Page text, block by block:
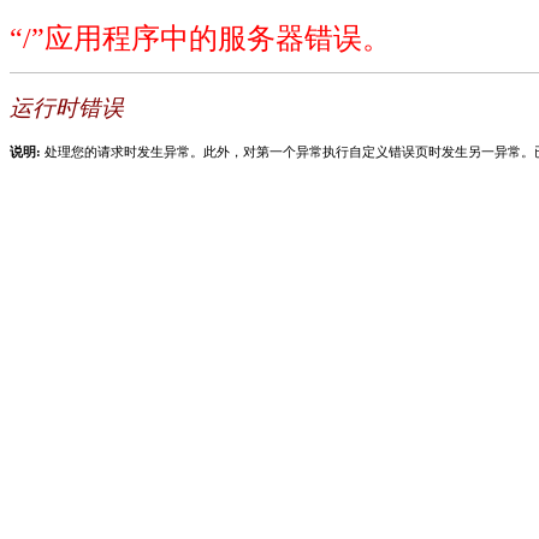
“/”应用程序中的服务器错误。
运行时错误
说明: 处理您的请求时发生异常。此外，对第一个异常执行自定义错误页时发生另一异常。